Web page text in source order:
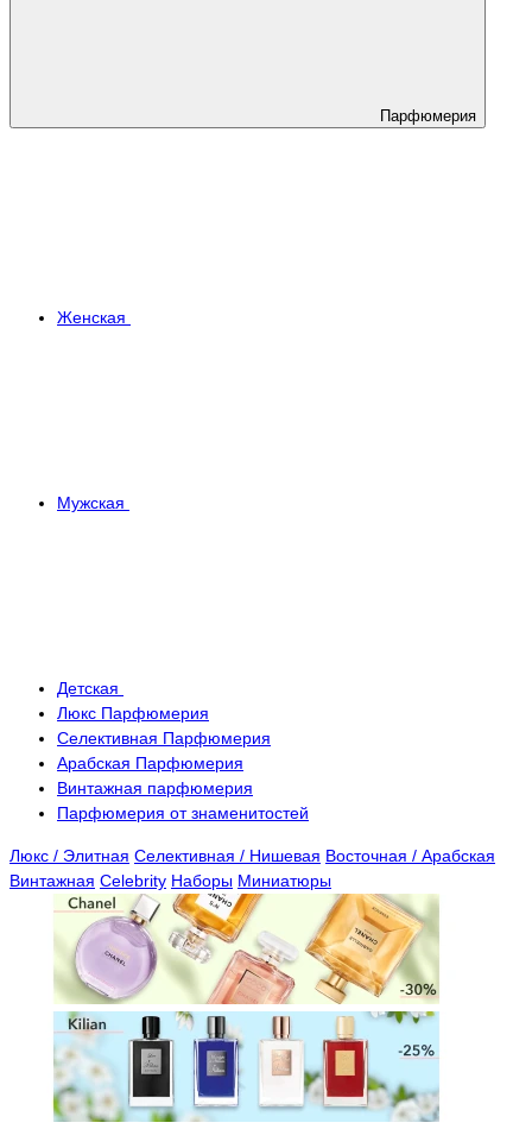
Парфюмерия
Женская
Мужская
Детская
Люкс Парфюмерия
Селективная Парфюмерия
Арабская Парфюмерия
Винтажная парфюмерия
Парфюмерия от знаменитостей
Люкс / Элитная Селективная / Нишевая Восточная / Арабская
Винтажная Celebrity Наборы Миниатюры